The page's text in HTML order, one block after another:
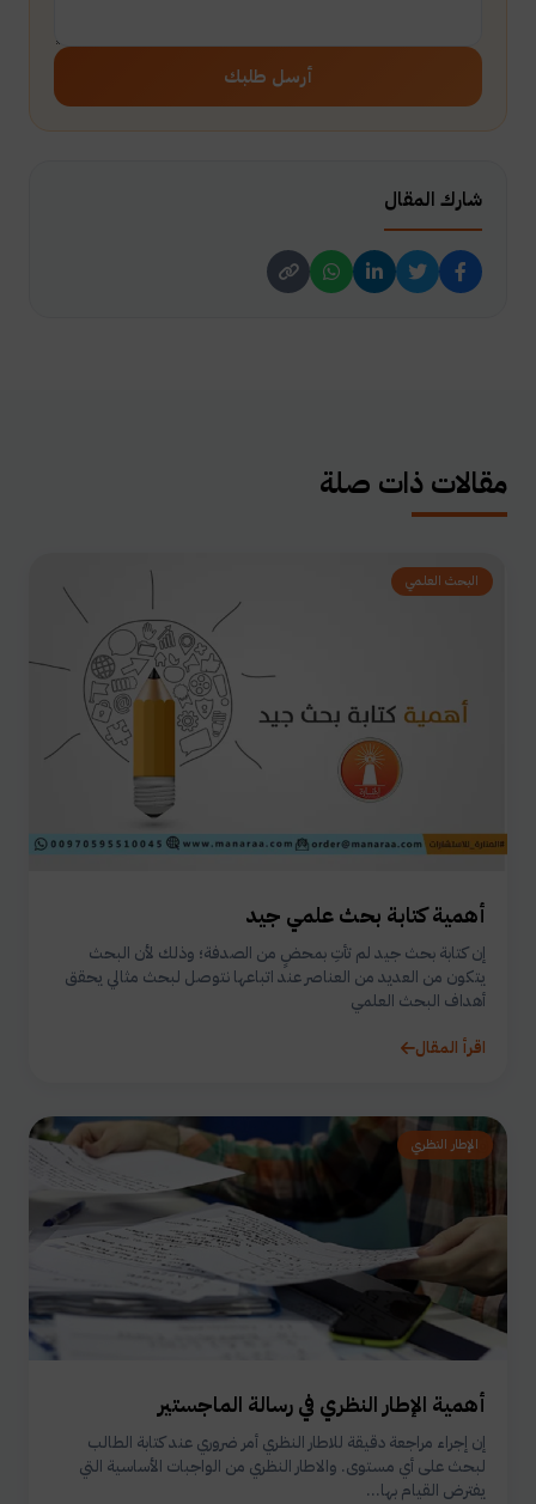
أرسل طلبك
شارك المقال
مقالات ذات صلة
البحث العلمي
أهمية كتابة بحث علمي جيد
إن كتابة بحث جيد لم تأتِ بمحضٍ من الصدفة؛ وذلك لأن البحث
يتكون من العديد من العناصر عند اتباعها نتوصل لبحث مثالي يحقق
أهداف البحث العلمي
اقرأ المقال
الإطار النظري
أهمية الإطار النظري في رسالة الماجستير
إن إجراء مراجعة دقيقة للاطار النظري أمر ضروري عند كتابة الطالب
لبحث على أي مستوى. والاطار النظري من الواجبات الأساسية التي
يفترض القيام بها...